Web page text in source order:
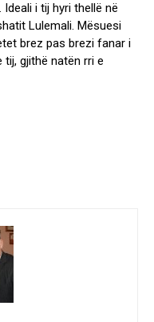
i tij hyri thellë në
Lulemali. Mësuesi
brez pas brezi fanar i
tij, gjithë natën rri e